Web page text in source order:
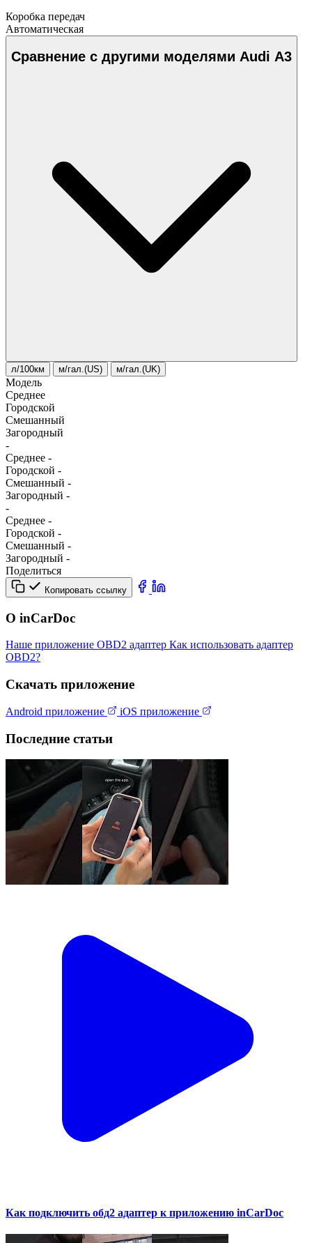
Коробка передач
Автоматическая
Сравнение с другими моделями Audi A3
л/100км м/гал.(US) м/гал.(UK)
Модель
Среднее
Городской
Смешанный
Загородный
-
Среднее -
Городской -
Смешанный -
Загородный -
-
Среднее -
Городской -
Смешанный -
Загородный -
Поделиться
Копировать ссылку
О inCarDoc
Наше приложение OBD2 адаптер Как использовать адаптер
OBD2?
Скачать приложение
Android приложение iOS приложение
Последние статьи
Как подключить обд2 адаптер к приложению inCarDoc